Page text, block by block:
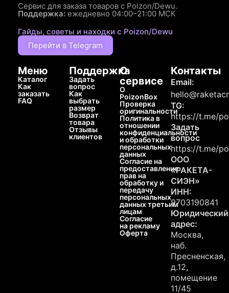
Сервис для заказа товаров с Poizon/Dewu.
Поддержка: ежедневно 04:00–21:00 МСК
Гайды, советы и находки с Poizon/Dewu
Перейти в Telegram
Меню
Каталог
Как
заказать
FAQ
Поддержка
Задать
вопрос
Как
выбрать
размер
Возврат
товара
Отзывы
клиентов
О
сервисе
О
PoizonBox
Проверка
оригинальности
Политика в
отношении
конфиденциальности
и обработки
персональных
данных
Согласие на
предоставление
прав на
обработку и
передачу
персональных
данных третьим
лицам
Согласие
на рекламу
Оферта
Контакты
Email:
TG:
https://t.me/
Задать
вопрос
https://t.me/
ООО
«РАКЕТА-
СИЭН»
ИНН:
9703190841
Юридический
адрес:
Москва,
наб.
Пресненская,
д.12,
помещение
11/45